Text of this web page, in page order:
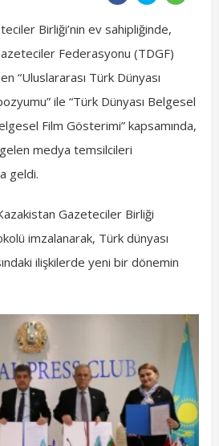
Birliği’nin ev sahipliğinde,
Federasyonu (TDGF)
“Uluslararası Türk Dünyası
ile “Türk Dünyası Belgesel
Film Gösterimi” kapsamında,
medya temsilcileri
geldi.
Gazeteciler Birliği
imzalanarak, Türk dünyası
ilişkilerde yeni bir dönemin